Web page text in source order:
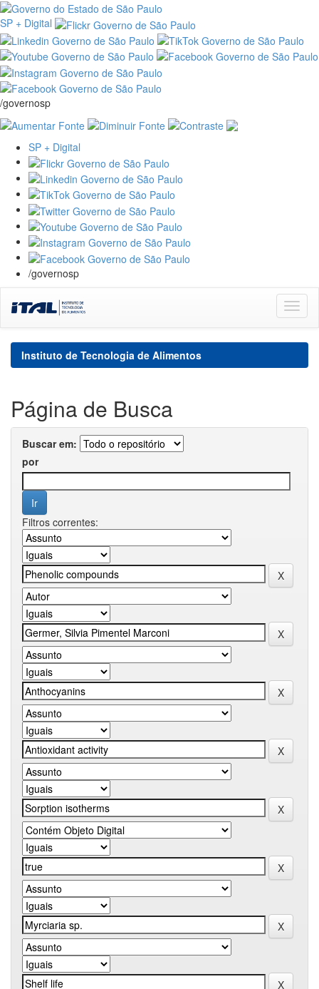
SP + Digital
/governosp
SP + Digital
/governosp
navigation
Instituto de Tecnologia de Alimentos
Página de Busca
Buscar em:
por
Filtros correntes: